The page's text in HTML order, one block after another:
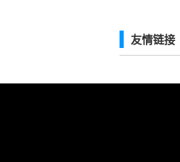
友情链接